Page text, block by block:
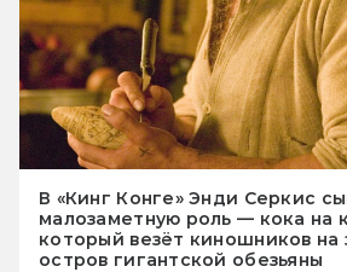
В «Кинг Конге» Энди Серкис
малозаметную роль — кока на
который везёт киношников на
остров гигантской обезьяны